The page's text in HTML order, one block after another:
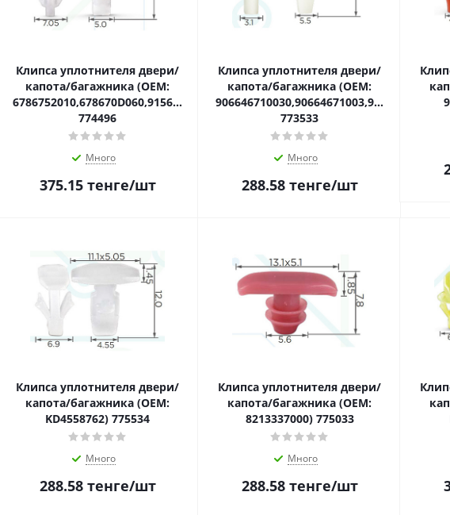
Клипса уплотнителя двери/
капота/багажника (OEM:
6786752010,678670D060,91563SCV003)
774496
Много
375.15тенге/шт
Клипса уплотнителя двери/
капота/багажника (OEM:
906646710030,90664671003,91530SE0003)
773533
Много
288.58тенге/шт
Клипса уплотнителя двери/
капота/багажника (OEM:
KD4558762) 775534
Много
288.58тенге/шт
Клипса уплотнителя двери/
капота/багажника (OEM:
8213337000) 775033
Много
288.58тенге/шт